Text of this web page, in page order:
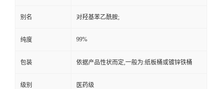
别名 对羟基苯乙酰胺;
纯度 99%
包装 依据产品性状而定,一般为:纸板桶或镀锌铁桶
级别 医药级